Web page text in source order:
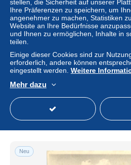
Neu
stellen, die Sicherheit auf unserer
Ihre Präferenzen zu speichern, um
angenehmer zu machen, Statistiken
Website an Ihre Bedürfnisse
und Ihnen zu ermöglichen, Inhalte in
teilen.
Einige dieser Cookies sind zur
erforderlich, andere können
eingestellt werden. Weitere
Mehr dazu